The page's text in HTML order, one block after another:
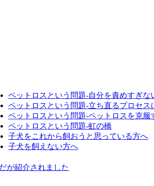
ペットロスという問題-自分を責めすぎな
ペットロスという問題-立ち直るプロセス
ペットロスという問題-ペットロスを克服
ペットロスという問題-虹の橋
子犬をこれから飼おうと思っている方へ
子犬を飼えない方へ
が紹介されました